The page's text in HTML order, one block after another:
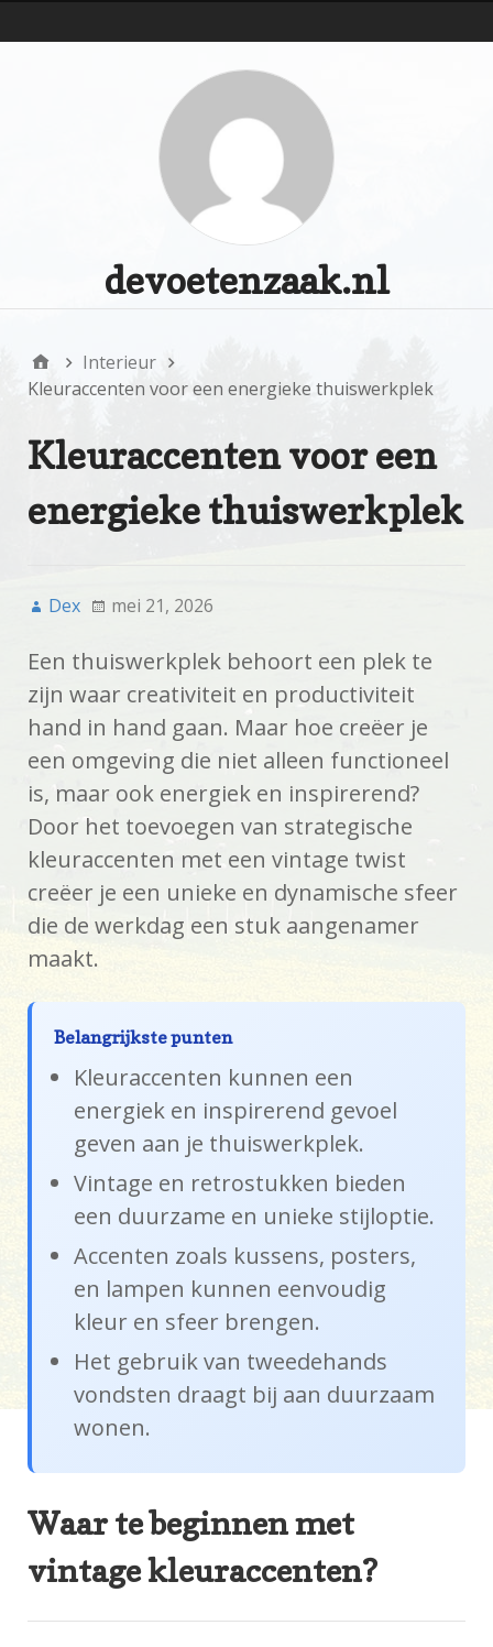
devoetenzaak.nl
Interieur
Kleuraccenten voor een energieke thuiswerkplek
Kleuraccenten voor een
energieke thuiswerkplek
Dex mei 21, 2026
Een thuiswerkplek behoort een plek te
zijn waar creativiteit en productiviteit
hand in hand gaan. Maar hoe creëer je
een omgeving die niet alleen functioneel
is, maar ook energiek en inspirerend?
Door het toevoegen van strategische
kleuraccenten met een vintage twist
creëer je een unieke en dynamische sfeer
die de werkdag een stuk aangenamer
maakt.
Belangrijkste punten
Kleuraccenten kunnen een
energiek en inspirerend gevoel
geven aan je thuiswerkplek.
Vintage en retrostukken bieden
een duurzame en unieke stijloptie.
Accenten zoals kussens, posters,
en lampen kunnen eenvoudig
kleur en sfeer brengen.
Het gebruik van tweedehands
vondsten draagt bij aan duurzaam
wonen.
Waar te beginnen met
vintage kleuraccenten?